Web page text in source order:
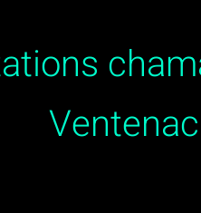
Ventenac